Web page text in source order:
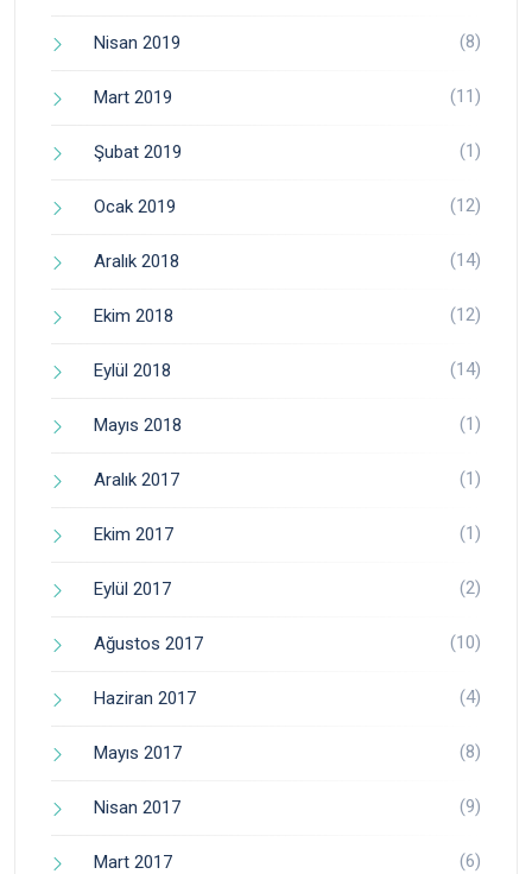
Nisan 2019 (8)
Mart 2019 (11)
Şubat 2019 (1)
Ocak 2019 (12)
Aralık 2018 (14)
Ekim 2018 (12)
Eylül 2018 (14)
Mayıs 2018 (1)
Aralık 2017 (1)
Ekim 2017 (1)
Eylül 2017 (2)
Ağustos 2017 (10)
Haziran 2017 (4)
Mayıs 2017 (8)
Nisan 2017 (9)
Mart 2017 (6)